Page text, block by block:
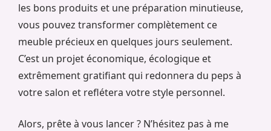
les bons produits et une préparation minutieuse,
vous pouvez transformer complètement ce
meuble précieux en quelques jours seulement.
C’est un projet économique, écologique et
extrêmement gratifiant qui redonnera du peps à
votre salon et reflétera votre style personnel.
Alors, prête à vous lancer ? N’hésitez pas à me